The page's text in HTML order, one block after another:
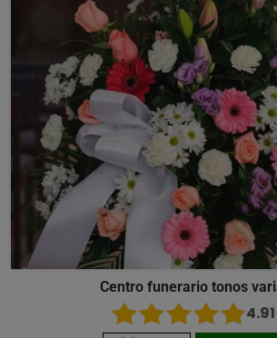
Centro funerario tonos